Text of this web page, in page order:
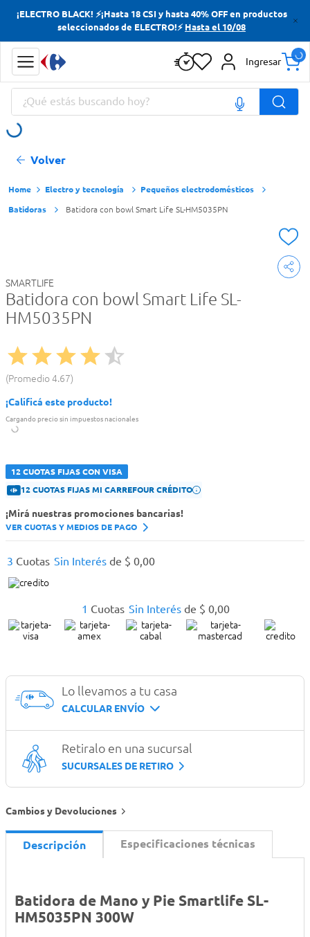
¡ELECTRO BLACK! ⚡¡Hasta 18 CSI y hasta 40% OFF en productos
seleccionados de ELECTRO!⚡ Hasta el 10/08
Ingresar
¿Qué estás buscando hoy?
Volver
Electro y tecnología
Pequeños electrodomésticos
Batidoras
Batidora con bowl Smart Life SL-HM5035PN
SMARTLIFE
Batidora con bowl Smart Life SL-
HM5035PN
Promedio4.67
¡Calificá este producto!
Cargando precio sin impuestos nacionales
12 CUOTAS FIJAS CON VISA
12 CUOTAS FIJAS MI CARREFOUR CRÉDITO
¡Mirá nuestras promociones bancarias!
VER CUOTAS Y MEDIOS DE PAGO
1 Cuotas Sin Interés de $ 0,00
3 Cuotas Sin Interés de $ 0,00
Lo llevamos a tu casa
CALCULAR ENVÍO
Retiralo en una sucursal
SUCURSALES DE RETIRO
Cambios y Devoluciones
Descripción Especificaciones técnicas
Batidora de Mano y Pie Smartlife SL-
HM5035PN 300W
Términos más buscados
Yerba
Cerveza
Doves
Términos más buscados
Yerba
Cerveza
Doves